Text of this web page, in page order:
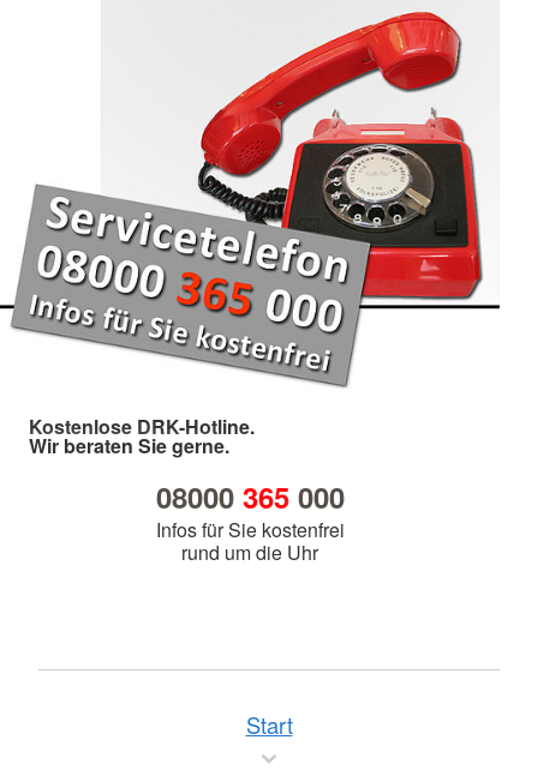
Kostenlose DRK-Hotline.
Wir beraten Sie gerne.
08000 365000
Infos für Sie kostenfrei
rund um die Uhr
Start